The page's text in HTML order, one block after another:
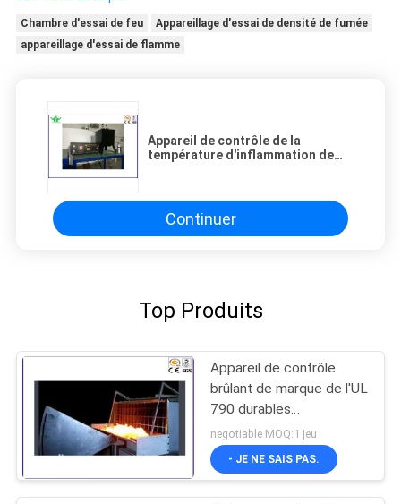
Chambre d'essai de feu
Appareillage d'essai de densité de fumée
appareillage d'essai de flamme
Appareil de contrôle de la
température d'inflammation de
Continuer
Top Produits
Appareil de contrôle
brûlant de marque de l'UL
790 durables
d'équipement d'essai du
feu pour la diffusion de
pile solaire
negotiable MOQ:1 jeu
- JE NE SAIS PAS.